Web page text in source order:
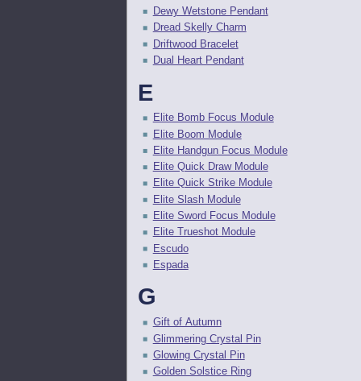
Dewy Wetstone Pendant
Dread Skelly Charm
Driftwood Bracelet
Dual Heart Pendant
E
Elite Bomb Focus Module
Elite Boom Module
Elite Handgun Focus Module
Elite Quick Draw Module
Elite Quick Strike Module
Elite Slash Module
Elite Sword Focus Module
Elite Trueshot Module
Escudo
Espada
G
Gift of Autumn
Glimmering Crystal Pin
Glowing Crystal Pin
Golden Solstice Ring